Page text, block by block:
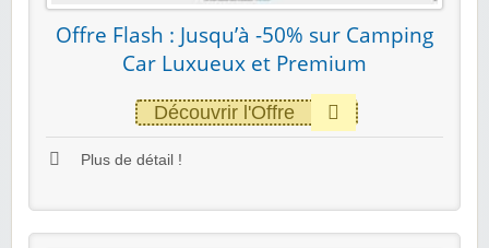
Offre Flash : Jusqu’à -50% sur Camping
Car Luxueux et Premium
Découvrir l'Offre
Plus de détail !